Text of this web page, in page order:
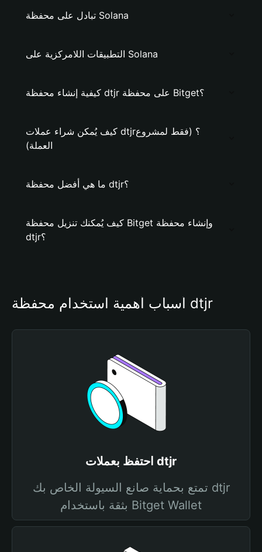
تبادل على محفظة Solana
التطبيقات اللامركزية على Solana
كيفية إنشاء محفظة dtjr على محفظة Bitget؟
كيف يُمكن شراء عملات dtjr؟ (فقط لمشروع
العملة)
ما هي أفضل محفظة dtjr؟
كيف يُمكنك تنزيل محفظة Bitget وإنشاء محفظة
dtjr؟
أسباب أهمية استخدام محفظة dtjr
احتفظ بعملات dtjr
تمتع بحماية صانع السيولة الخاص بك dtjr
بثقة باستخدام Bitget Wallet